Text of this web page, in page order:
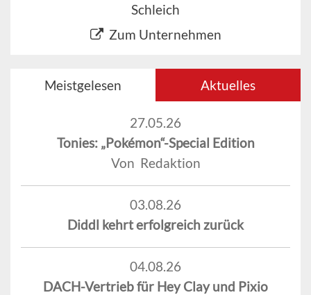
Schleich
Zum Unternehmen
Meistgelesen Aktuelles
27.05.26
Tonies: „Pokémon“-Special Edition
Von Redaktion
03.08.26
Diddl kehrt erfolgreich zurück
04.08.26
DACH-Vertrieb für Hey Clay und Pixio